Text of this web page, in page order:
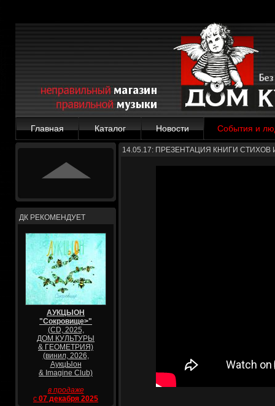
Главная Каталог Новости События и
ДК РЕКОМЕНДУЕТ
АУКЦЫОН
"Сокровище>"
(CD, 2025,
ДОМ КУЛЬТУРЫ
& ГЕОМЕТРИЯ)
(винил, 2026,
АукцЫон
& Imagine Club)
в продаже
с 07 декабря 2025
14.05.17: ПРЕЗЕНТАЦИЯ КНИГИ